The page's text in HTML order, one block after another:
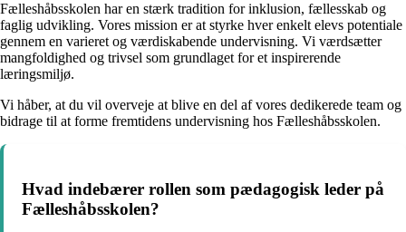
Fælleshåbsskolen har en stærk tradition for inklusion, fællesskab og
faglig udvikling. Vores mission er at styrke hver enkelt elevs potentiale
gennem en varieret og værdiskabende undervisning. Vi værdsætter
mangfoldighed og trivsel som grundlaget for et inspirerende
læringsmiljø.
Vi håber, at du vil overveje at blive en del af vores dedikerede team og
bidrage til at forme fremtidens undervisning hos Fælleshåbsskolen.
Hvad indebærer rollen som pædagogisk leder på
Fælleshåbsskolen?